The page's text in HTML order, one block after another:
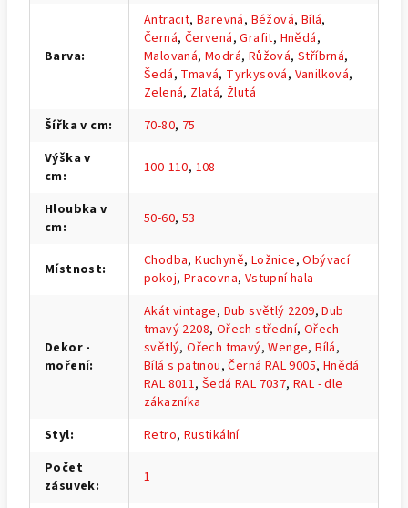
Barva:
Antracit,Barevná, Béžová, Bílá,
Černá, Červená,Grafit, Hnědá,
Malovaná,Modrá, Růžová,Stříbrná,
Šedá, Tmavá, Tyrkysová, Vanilková,
Zelená, Zlatá, Žlutá
Šířka v cm: 70-80, 75
Výška v
cm: 100-110, 108
Hloubka v
cm: 50-60, 53
Místnost: Chodba,Kuchyně, Ložnice,Obývací
pokoj, Pracovna, Vstupní hala
Dekor -
moření:
Akát vintage, Dub světlý 2209,Dub
tmavý 2208, Ořech střední, Ořech
světlý,Ořech tmavý,Wenge,Bílá,
Bílá s patinou,Černá RAL 9005, Hnědá
RAL 8011,Šedá RAL 7037,RAL - dle
zákazníka
Styl: Retro, Rustikální
Počet
zásuvek: 1